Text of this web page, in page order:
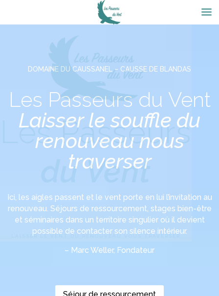
DOMAINE DU CAUSSANEL – CAUSSE DE BLANDAS
Les Passeurs du Vent
Laisser le souffle du
renouveau nous
traverser
Ici, les aigles passent et le vent porte en lui l’invitation au
renouveau. Séjours de ressourcement, stages bien-être
et séminaires dans un territoire singulier où il devient
possible de contacter son silence intérieur.
– Marc Weller, Fondateur